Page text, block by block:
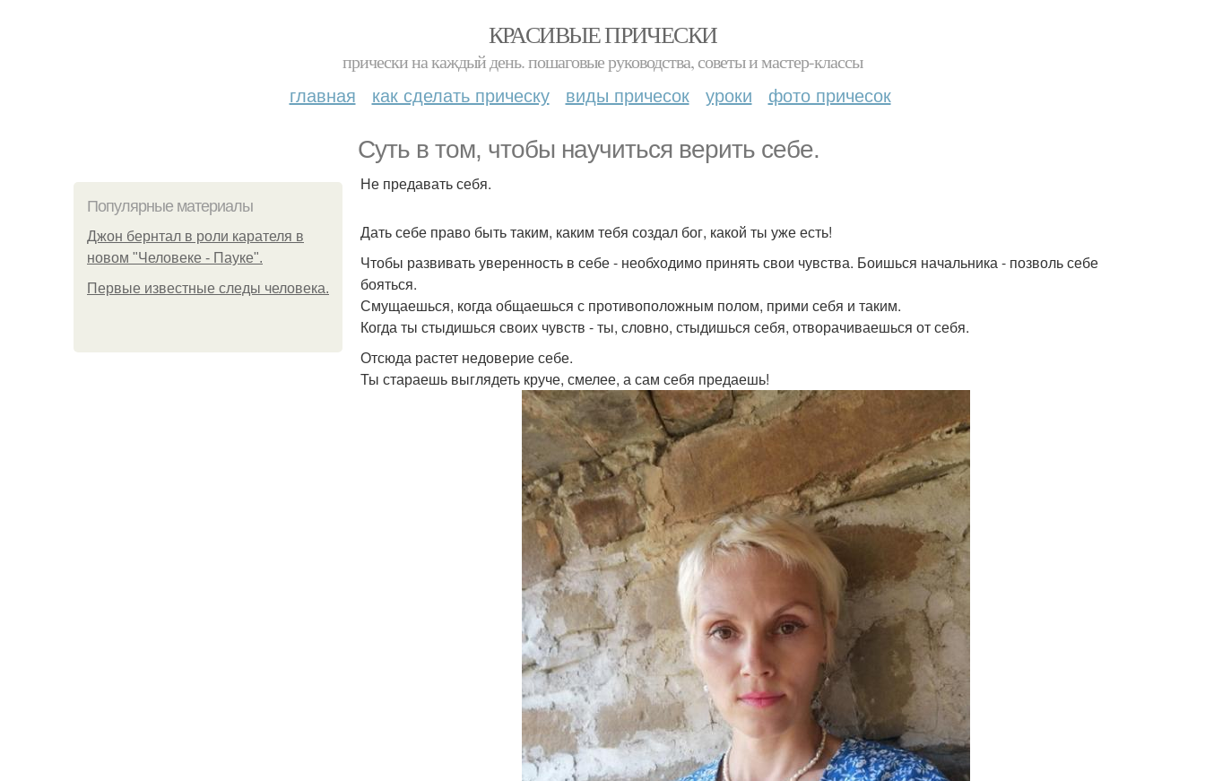
КРАСИВЫЕ ПРИЧЕСКИ
прически на каждый день. пошаговые руководства, советы и мастер-классы
главная как сделать прическу виды причесок уроки фото причесок
Суть в том, чтобы научиться верить себе.
Популярные материалы
Джон бернтал в роли карателя в
новом "Человеке - Пауке".
Первые известные следы человека.
Не предавать себя.
Дать себе право быть таким, каким тебя создал бог, какой ты уже есть!
Чтобы развивать уверенность в себе - необходимо принять свои чувства. Боишься начальника - позволь себе
бояться.
Смущаешься, когда общаешься с противоположным полом, прими себя и таким.
Когда ты стыдишься своих чувств - ты, словно, стыдишься себя, отворачиваешься от себя.
Отсюда растет недоверие себе.
Ты стараешь выглядеть круче, смелее, а сам себя предаешь!